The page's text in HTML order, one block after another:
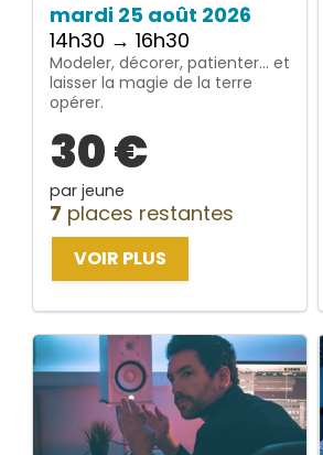
mardi 25 août 2026
14h30 → 16h30
Modeler, décorer, patienter… et
laisser la magie de la terre
opérer.
30 €
par jeune
7 places restantes
VOIR PLUS